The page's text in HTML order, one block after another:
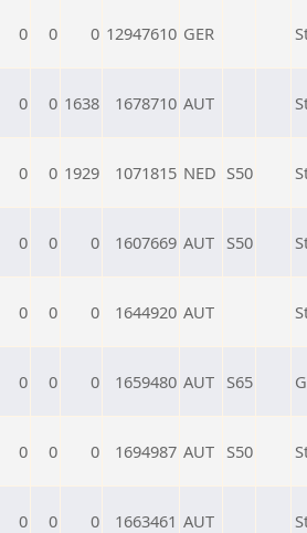
0 0 0 12947610 GER
0 0 1638 1678710 AUT
0 0 1929 1071815 NED S50
0 0 0 1607669 AUT S50
0 0 0 1644920 AUT
0 0 0 1659480 AUT S65
0 0 0 1694987 AUT S50
0 0 0 1663461 AUT